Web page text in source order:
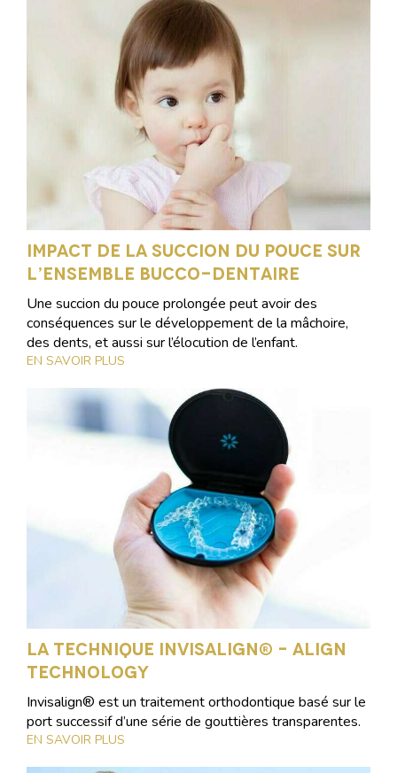
Impact de la succion du pouce sur
l’ensemble bucco-dentaire
Une succion du pouce prolongée peut avoir des
conséquences sur le développement de la mâchoire,
des dents, et aussi sur l’élocution de l’enfant.
EN SAVOIR PLUS
La technique invisalign® – align
technology
Invisalign® est un traitement orthodontique basé sur le
port successif d’une série de gouttières transparentes.
EN SAVOIR PLUS